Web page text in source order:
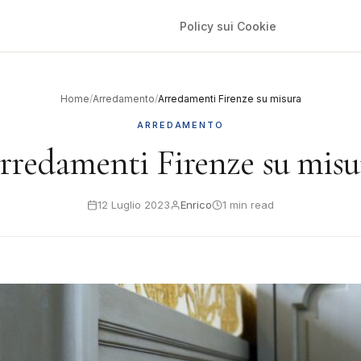
Policy sui Cookie
Home/Arredamento/Arredamenti Firenze su misura
ARREDAMENTO
Firenze su
12 Luglio 2023 Enrico 1 min read